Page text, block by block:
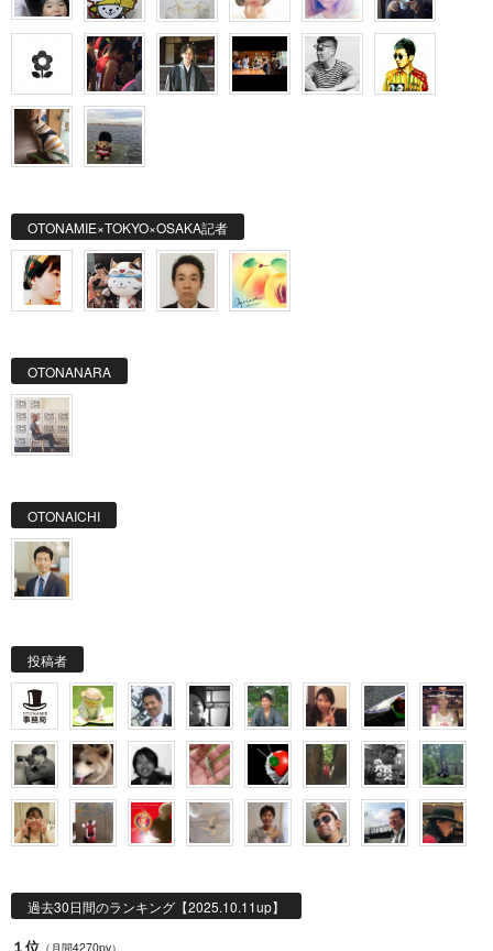
OTONAMIE×TOKYO×OSAKA記者
OTONANARA
OTONAICHI
投稿者
過去30日間のランキング【2025.10.11up】
１位 （月間4270pv）